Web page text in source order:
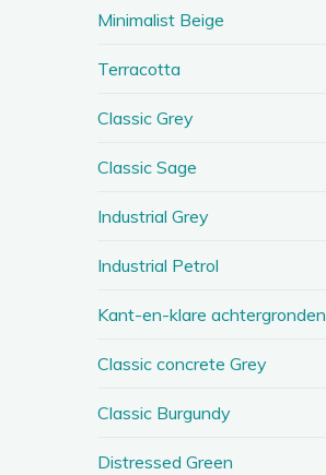
Minimalist Beige
Terracotta
Classic Grey
Classic Sage
Industrial Grey
Industrial Petrol
Kant-en-klare achtergronden
Classic concrete Grey
Classic Burgundy
Distressed Green